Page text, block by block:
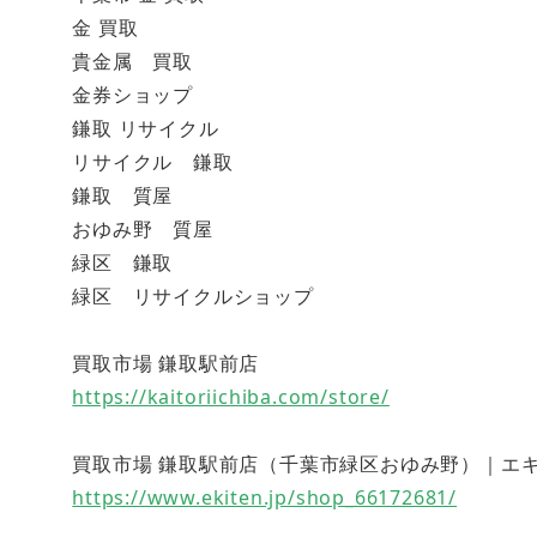
金 買取
貴金属 買取
金券ショップ
鎌取 リサイクル
リサイクル 鎌取
鎌取 質屋
おゆみ野 質屋
緑区 鎌取
緑区 リサイクルショップ
買取市場 鎌取駅前店
https://kaitoriichiba.com/store/
買取市場 鎌取駅前店（千葉市緑区おゆみ野）｜
https://www.ekiten.jp/shop_66172681/